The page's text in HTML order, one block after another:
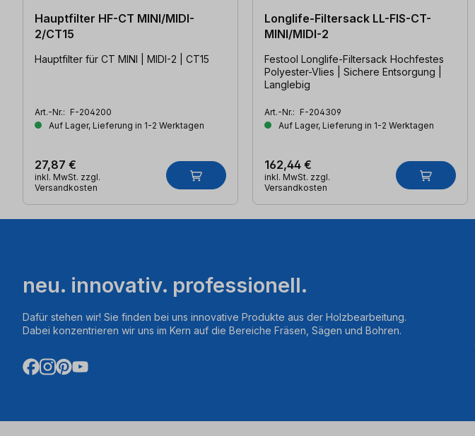
Hauptfilter HF-CT MINI/MIDI-
2/CT15
Hauptfilter für CT MINI | MIDI-2 | CT15
Art.-Nr.: F-204200
Auf Lager, Lieferung in 1-2 Werktagen
27,87 €
inkl. MwSt. zzgl.
Versandkosten
Longlife-Filtersack LL-FIS-CT-
MINI/MIDI-2
Festool Longlife-Filtersack Hochfestes
Polyester-Vlies | Sichere Entsorgung |
Langlebig
Art.-Nr.: F-204309
Auf Lager, Lieferung in 1-2 Werktagen
162,44 €
inkl. MwSt. zzgl.
Versandkosten
neu. innovativ. professionell.
Dafür stehen wir! Sie finden bei uns innovative Produkte aus der Holzbearbeitung.
Dabei konzentrieren wir uns im Kern auf die Bereiche Fräsen, Sägen und Bohren.